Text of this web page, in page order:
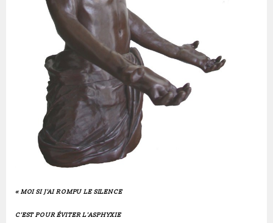
« MOI SI J'AI ROMPU LE SILENCE
C'EST POUR ÉVITER L'ASPHYXIE